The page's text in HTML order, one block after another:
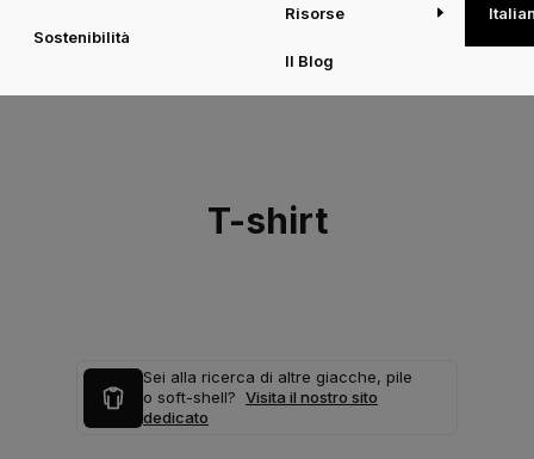
Sostenibilità
Risorse
Il Blog
T-shirt
Sei alla ricerca di altre giacche, pile
o soft-shell? Visita il nostro sito
dedicato